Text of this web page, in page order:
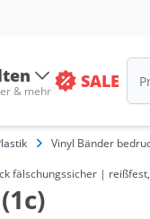
& mehr SALE
Vinyl Bänder
fälschungssicher |